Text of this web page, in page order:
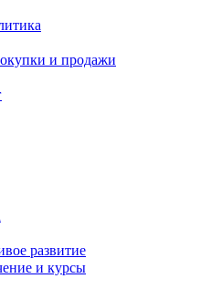
и продажи
развитие
и курсы